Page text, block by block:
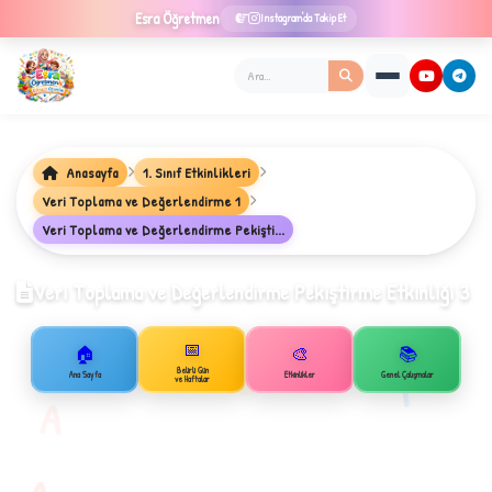
Esra Öğretmen Instagram'da Takip Et
B
★
Anasayfa
1. Sınıf Etkinlikleri
Veri Toplama ve Değerlendirme 1
Veri Toplama ve Değerlendirme Pekişti...
Veri Toplama ve Değerlendirme Pekiştirme Etkinliği 3
🏠
Ana Sayfa
📅
Belirli Gün
ve Haftalar
🎨
Etkinlikler
📚
Genel Çalışmalar
1